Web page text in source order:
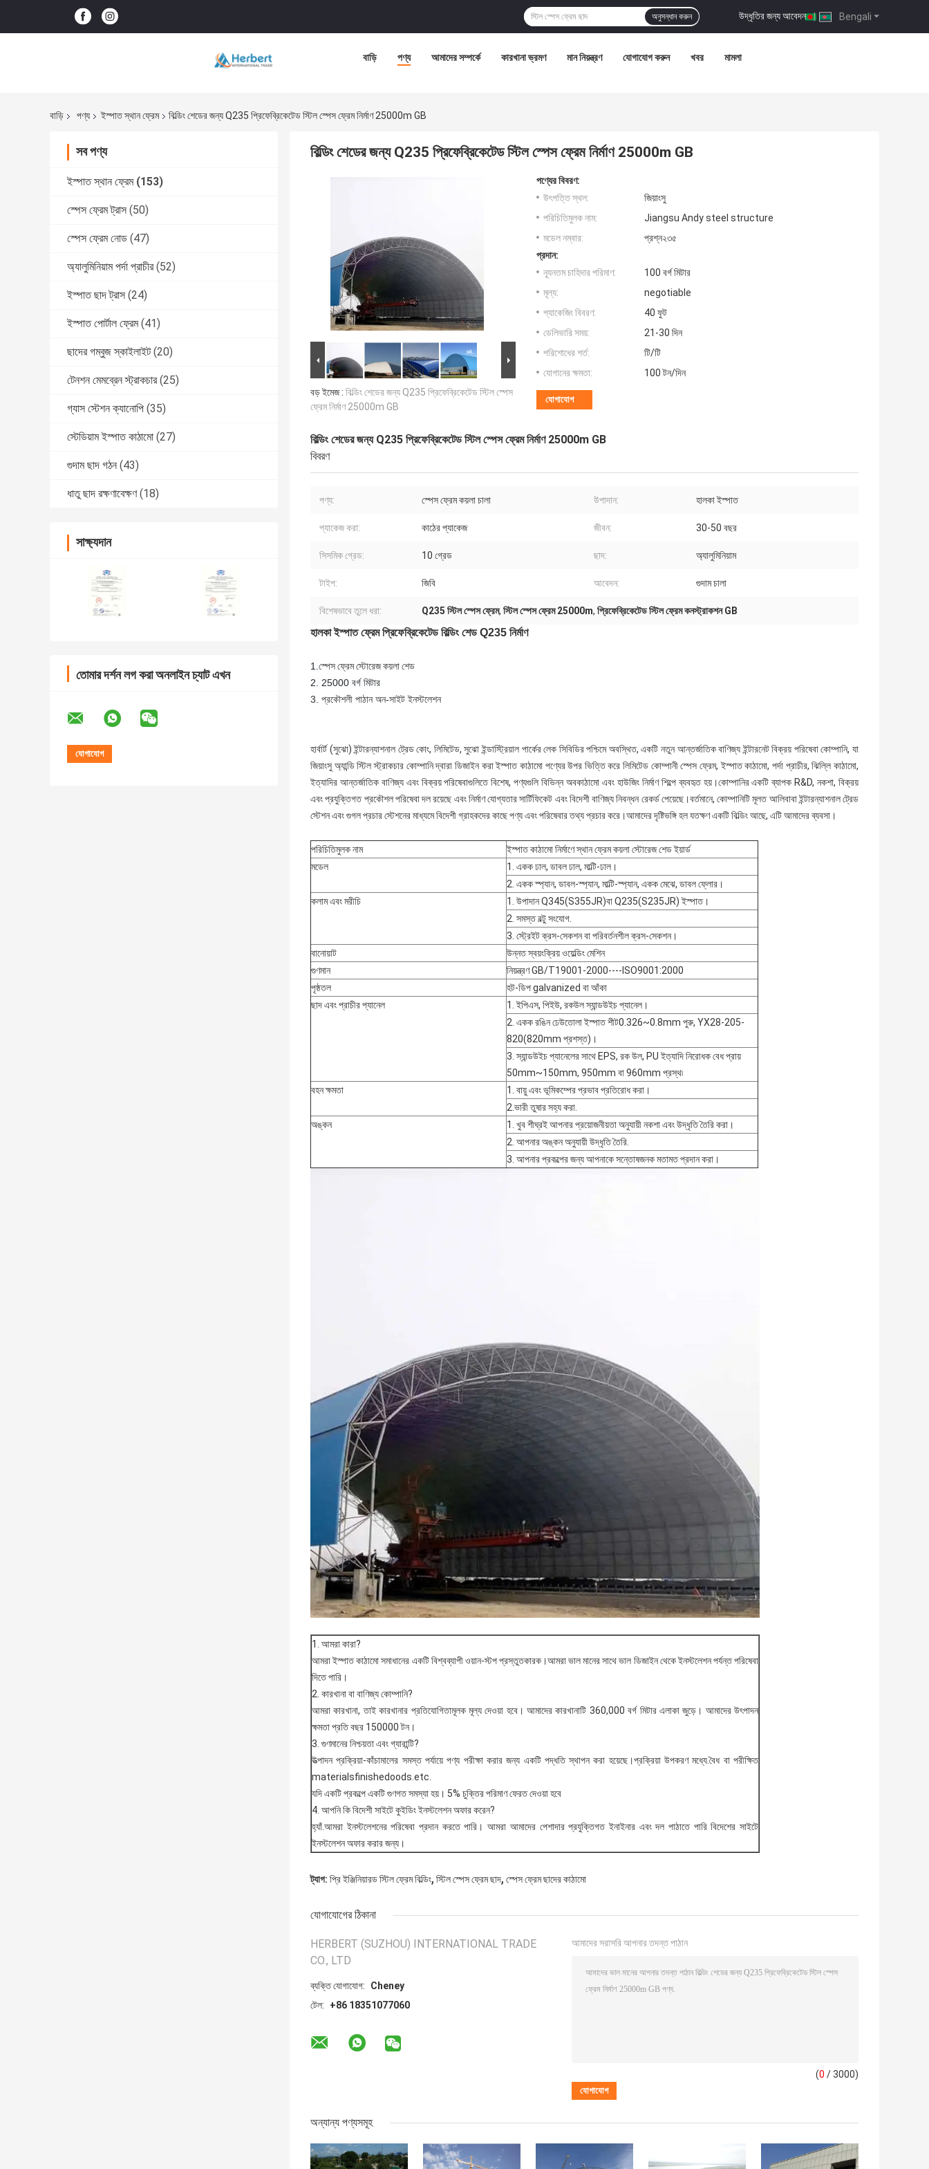
Bengali
উদ্ধৃতির জন্য আবেদন |
অনুসন্ধান করুন
বাড়ি পণ্য আমাদের সম্পর্কে কারখানা ভ্রমণ মান নিয়ন্ত্রণ যোগাযোগ করুন খবর মামলা
বাড়ি পণ্য ইস্পাত স্থান ফ্রেম বিল্ডিং শেডের জন্য Q235 প্রিফেব্রিকেটেড স্টিল স্পেস ফ্রেম নির্মাণ 25000m GB
সব পণ্য
ইস্পাত স্থান ফ্রেম (153)
স্পেস ফ্রেম ট্রাস (50)
স্পেস ফ্রেম নোড (47)
অ্যালুমিনিয়াম পর্দা প্রাচীর (52)
ইস্পাত ছাদ ট্রাস (24)
ইস্পাত পোর্টাল ফ্রেম (41)
ছাদের গম্বুজ স্কাইলাইট (20)
টেনশন মেমব্রেন স্ট্রাকচার (25)
গ্যাস স্টেশন ক্যানোপি (35)
স্টেডিয়াম ইস্পাত কাঠামো (27)
গুদাম ছাদ গঠন (43)
ধাতু ছাদ রক্ষণাবেক্ষণ (18)
সাক্ষ্যদান
তোমার দর্শন লগ করা অনলাইন চ্যাট এখন
বিল্ডিং শেডের জন্য Q235 প্রিফেব্রিকেটেড স্টিল স্পেস ফ্রেম নির্মাণ 25000m GB
বড় ইমেজ : বিল্ডিং শেডের জন্য Q235 প্রিফেব্রিকেটেড স্টিল স্পেস
ফ্রেম নির্মাণ 25000m GB
পণ্যের বিবরণ:
উৎপত্তি স্থল:
জিয়াংসু
পরিচিতিমুলক নাম:
Jiangsu Andy steel structure
মডেল নম্বার:
প্রশ্ন২৩৫
প্রদান:
ন্যূনতম চাহিদার পরিমাণ:
100 বর্গ মিটার
মূল্য:
negotiable
প্যাকেজিং বিবরণ:
40 ফুট
ডেলিভারি সময়:
21-30 দিন
পরিশোধের শর্ত:
টি/টি
যোগানের ক্ষমতা:
100 টন/দিন
যোগাযোগ
বিল্ডিং শেডের জন্য Q235 প্রিফেব্রিকেটেড স্টিল স্পেস ফ্রেম নির্মাণ 25000m GB
বিবরণ
পণ্য: স্পেস ফ্রেম কয়লা চালা উপাদান: হালকা ইস্পাত
প্যাকেজ করা: কাঠের প্যাকেজ জীবন: 30-50 বছর
সিসমিক গ্রেড: 10 গ্রেড ছাদ: অ্যালুমিনিয়াম
টাইপ: জিবি আবেদন: গুদাম চালা
বিশেষভাবে তুলে ধরা: Q235 স্টিল স্পেস ফ্রেম, স্টিল স্পেস ফ্রেম 25000m, প্রিফেব্রিকেটেড স্টিল ফ্রেম কনস্ট্রাকশন GB
হালকা ইস্পাত ফ্রেম প্রিফেব্রিকেটেড বিল্ডিং শেড Q235 নির্মাণ
1.স্পেস ফ্রেম স্টোরেজ কয়লা শেড
2. 25000 বর্গ মিটার
3. প্রকৌশলী পাঠান অন-সাইট ইনস্টলেশন
হার্বার্ট (সুঝো) ইন্টারন্যাশনাল ট্রেড কোং, লিমিটেড, সুঝো ইন্ডাস্ট্রিয়াল পার্কের লেক সিবিডির পশ্চিমে অবস্থিত, একটি নতুন আন্তর্জাতিক বাণিজ্য ইন্টারনেট বিক্রয় পরিষেবা কোম্পানি, যা
জিয়াংসু অ্যান্ডি স্টিল স্ট্রাকচার কোম্পানি দ্বারা ডিজাইন করা ইস্পাত কাঠামো পণ্যের উপর ভিত্তি করে লিমিটেড কোম্পানী স্পেস ফ্রেম, ইস্পাত কাঠামো, পর্দা প্রাচীর, ঝিল্লি কাঠামো,
ইত্যাদির আন্তর্জাতিক বাণিজ্য এবং বিক্রয় পরিষেবাগুলিতে বিশেষ, পণ্যগুলি বিভিন্ন অবকাঠামো এবং হাউজিং নির্মাণ শিল্পে ব্যবহৃত হয়।কোম্পানির একটি ব্যাপক R&D, নকশা, বিক্রয়
এবং প্রযুক্তিগত প্রকৌশল পরিষেবা দল রয়েছে এবং নির্মাণ যোগ্যতার সার্টিফিকেট এবং বিদেশী বাণিজ্য নিবন্ধন রেকর্ড পেয়েছে।বর্তমানে, কোম্পানিটি মূলত আলিবাবা ইন্টারন্যাশনাল ট্রেড
স্টেশন এবং গুগল প্রচার স্টেশনের মাধ্যমে বিদেশী গ্রাহকদের কাছে পণ্য এবং পরিষেবার তথ্য প্রচার করে।আমাদের দৃষ্টিভঙ্গি হল যতক্ষণ একটি বিল্ডিং আছে, এটি আমাদের ব্যবসা।
পরিচিতিমুলক নাম
ইস্পাত কাঠামো নির্মাণে স্থান ফ্রেম কয়লা স্টোরেজ শেড ইয়ার্ড
মডেল
1. একক ঢাল, ডাবল ঢাল, মাল্টি-ঢাল।
2. একক স্প্যান, ডাবল-স্প্যান, মাল্টি-স্প্যান, একক মেঝে, ডাবল ফ্লোর।
কলাম এবং মরীচি
1. উপাদান Q345(S355JR)বা Q235(S235JR) ইস্পাত।
2. সমস্ত বল্টু সংযোগ.
3. স্ট্রেইট ক্রস-সেকশন বা পরিবর্তনশীল ক্রস-সেকশন।
বানোয়াট
উন্নত স্বয়ংক্রিয় ওয়েল্ডিং মেশিন
গুণমান
নিয়ন্ত্রণ GB/T19001-2000----ISO9001:2000
পৃষ্ঠতল
হট-ডিপ galvanized বা আঁকা
ছাদ এবং প্রাচীর প্যানেল
1. ইপিএস, পিইউ, রকউল স্যান্ডউইচ প্যানেল।
2. একক রঙিন ঢেউতোলা ইস্পাত শীট0.326~0.8mm পুরু, YX28-205-
820(820mm প্রশস্ত)।
3. স্যান্ডউইচ প্যানেলের সাথে EPS, রক উল, PU ইত্যাদি নিরোধক বেধ প্রায়
50mm~150mm, 950mm বা 960mm প্রস্থ৷
বহন ক্ষমতা
1. বায়ু এবং ভূমিকম্পের প্রভাব প্রতিরোধ করা।
2.ভারী তুষার সহ্য করা.
অঙ্কন
1. খুব শীঘ্রই আপনার প্রয়োজনীয়তা অনুযায়ী নকশা এবং উদ্ধৃতি তৈরি করা।
2. আপনার অঙ্কন অনুযায়ী উদ্ধৃতি তৈরি.
3. আপনার প্রকল্পের জন্য আপনাকে সন্তোষজনক মতামত প্রদান করা।
1. আমরা কারা?
আমরা ইস্পাত কাঠামো সমাধানের একটি বিশ্বব্যাপী ওয়ান-স্টপ প্রস্তুতকারক।আমরা ভাল মানের সাথে ভাল ডিজাইন থেকে ইনস্টলেশন পর্যন্ত পরিষেবা
দিতে পারি।
2. কারখানা বা বাণিজ্য কোম্পানি?
আমরা কারখানা, তাই কারখানার প্রতিযোগিতামূলক মূল্য দেওয়া হবে। আমাদের কারখানাটি 360,000 বর্গ মিটার এলাকা জুড়ে। আমাদের উৎপাদন
ক্ষমতা প্রতি বছর 150000 টন।
3. গুণমানের নিশ্চয়তা এবং গ্যারান্টি?
উত্পাদন প্রক্রিয়া-কাঁচামালের সমস্ত পর্যায়ে পণ্য পরীক্ষা করার জন্য একটি পদ্ধতি স্থাপন করা হয়েছে।প্রক্রিয়া উপকরণ মধ্যে.বৈধ বা পরীক্ষিত
materialsfinishedoods.etc.
যদি একটি প্রকল্পে একটি গুণগত সমস্যা হয়। 5% চুক্তির পরিমাণ ফেরত দেওয়া হবে
4. আপনি কি বিদেশী সাইটে কুইডিং ইনস্টলেশন অফার করেন?
হ্যাঁ.আমরা ইনস্টলেশনের পরিষেবা প্রদান করতে পারি। আমরা আমাদের পেশাদার প্রযুক্তিগত ইনাইনার এবং দল পাঠাতে পারি বিদেশের সাইটে
ইনস্টলেশন অফার করার জন্য।
ট্যাগ: প্রি ইঞ্জিনিয়ারড স্টিল ফ্রেম বিল্ডিং, স্টিল স্পেস ফ্রেম ছাদ, স্পেস ফ্রেম ছাদের কাঠামো
যোগাযোগের ঠিকানা
HERBERT (SUZHOU) INTERNATIONAL TRADE
CO., LTD
ব্যক্তি যোগাযোগ:
Cheney
টেল:
+86 18351077060
আমাদের সরাসরি আপনার তদন্ত পাঠান
(0 / 3000)
অন্যান্য পণ্যসমূহ